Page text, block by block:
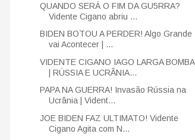
QUANDO SERÁ O FIM DA GU5RRA?
Vidente Cigano abriu ...
BIDEN BOTOU A PERDER! Algo Grande
vai Acontecer | ...
VIDENTE CIGANO IAGO LARGA BOMBA
| RÚSSIA E UCRÂNIA...
PAPA NA GUERRA! Invasão Rússia na
Ucrânia | Vident...
JOE BIDEN FAZ ULTIMATO! Vidente
Cigano Agita com N...